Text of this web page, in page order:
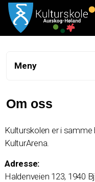
Meny
Om oss
Kulturskolen er i
KulturArena.
Adresse:
Haldenveien 123, 1940